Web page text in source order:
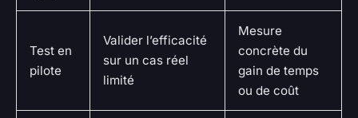
Test en
pilote
Valider l’efficacité
sur un cas réel
limité
Mesure
concrète du
gain de temps
ou de coût